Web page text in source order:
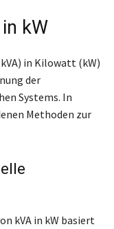
kW
in Kilowatt (kW)
der
Systems. In
Methoden zur
kVA in kW basiert